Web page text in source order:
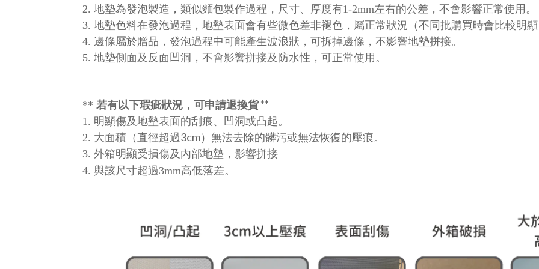
2. 地墊為發泡製造，類似麵包製作過程，尺寸、厚度有1-2mm左右的公差，不會影響正常使用。
3. 地墊色料在發泡過程，地墊表面會有些微色差非褪色，屬正常狀況（不同批購買時會比較明
4. 邊條屬於贈品，發泡過程中可能產生波浪狀，可拆掉邊條，不影響地墊拼接。
5. 地墊側面及反面凹洞，不會影響拼接及防水性，可正常使用。
** 若有以下瑕疵狀況，可申請退換貨**
1. 明顯傷及地墊表面的刮痕、凹洞或凸起。
2. 大面積（直徑超過3cm）無法去除的髒污或無法恢復的壓痕。
3. 外箱明顯受損傷及內部地墊，影響拼接
4. 與該尺寸超過3mm高低落差。